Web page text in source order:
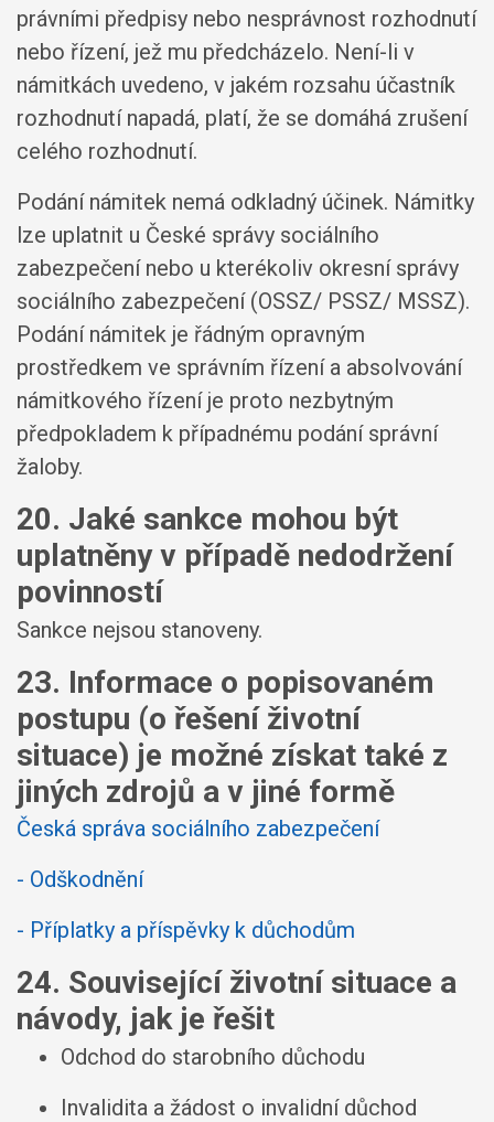
právními předpisy nebo nesprávnost rozhodnutí
nebo řízení, jež mu předcházelo. Není-li v
námitkách uvedeno, v jakém rozsahu účastník
rozhodnutí napadá, platí, že se domáhá zrušení
celého rozhodnutí.
Podání námitek nemá odkladný účinek. Námitky
lze uplatnit u České správy sociálního
zabezpečení nebo u kterékoliv okresní správy
sociálního zabezpečení (OSSZ/ PSSZ/ MSSZ).
Podání námitek je řádným opravným
prostředkem ve správním řízení a absolvování
námitkového řízení je proto nezbytným
předpokladem k případnému podání správní
žaloby.
20. Jaké sankce mohou být
uplatněny v případě nedodržení
povinností
Sankce nejsou stanoveny.
23. Informace o popisovaném
postupu (o řešení životní
situace) je možné získat také z
jiných zdrojů a v jiné formě
Česká správa sociálního zabezpečení
- Odškodnění
- Příplatky a příspěvky k důchodům
24. Související životní situace a
návody, jak je řešit
Odchod do starobního důchodu
Invalidita a žádost o invalidní důchod